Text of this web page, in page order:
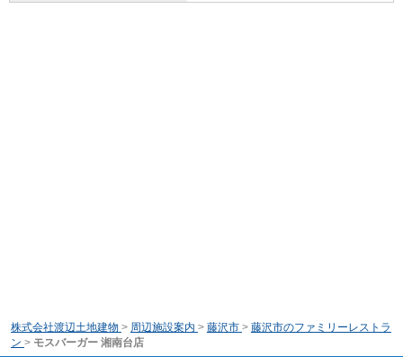
株式会社渡辺土地建物 > 周辺施設案内 > 藤沢市 > 藤沢市のファミリーレストラ
ン > モスバーガー 湘南台店